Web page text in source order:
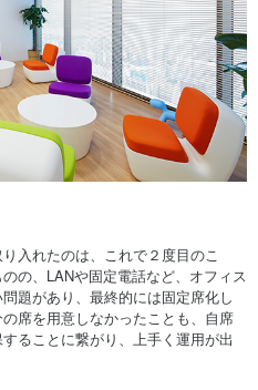
入れたのは、これで２度目のこ
の、LANや固定電話など、オフィス
題があり、最終的には固定席化し
席を用意しなかったことも、自席
ることに繋がり、上手く運用が出